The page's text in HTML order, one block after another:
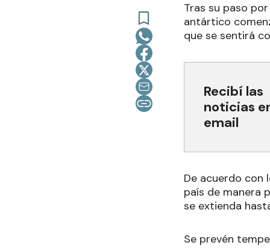
Tras su paso
antártico
que se sentirá
Recibí las
noticias
email
De acuerdo con
país de manera
se extienda
Se prevén